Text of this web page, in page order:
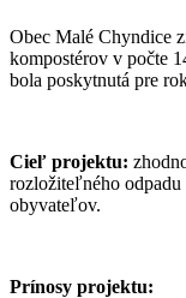
Obec Malé Chyndice
kompostérov v počte
bola poskytnutá pre
Cieľ projektu:
rozložiteľného odpadu
obyvateľov.
Prínosy projektu: